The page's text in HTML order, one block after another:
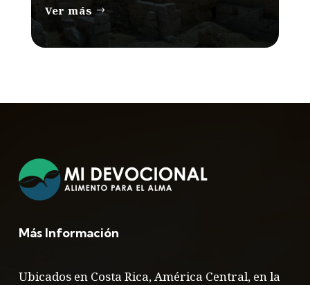
Ver más
Más Información
Ubicados en Costa Rica, América Central, en la